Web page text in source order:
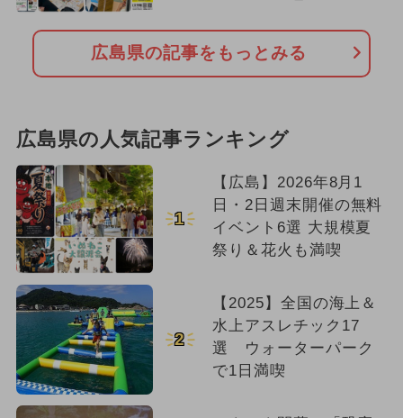
広島県の記事をもっとみる
広島県の人気記事ランキング
1
【広島】2026年8月1
日・2日週末開催の無料
イベント6選 大規模夏
祭り＆花火も満喫
2
【2025】全国の海上＆
水上アスレチック17
選 ウォーターパーク
で1日満喫